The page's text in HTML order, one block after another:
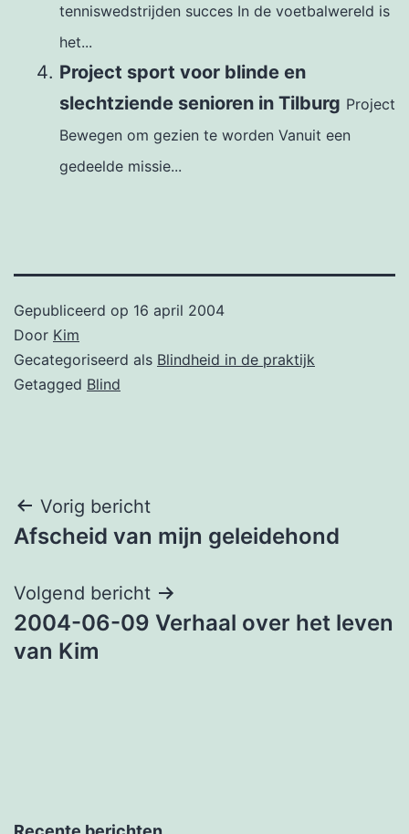
tenniswedstrijden succes In de voetbalwereld is
het...
Project sport voor blinde en
slechtziende senioren in Tilburg Project
Bewegen om gezien te worden Vanuit een
gedeelde missie...
Gepubliceerd op 16 april 2004
Door Kim
Gecategoriseerd als Blindheid in de praktijk
Getagged Blind
Bericht
navigatie
Vorig bericht
Afscheid van mijn geleidehond
Volgend bericht
2004-06-09 Verhaal over het leven
van Kim